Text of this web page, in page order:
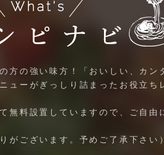
方の強い味方！「おいしい、カン
ューがぎっしり詰まったお役立ち
無料設置していますので、ご自由
がございます。予めご了承下さい